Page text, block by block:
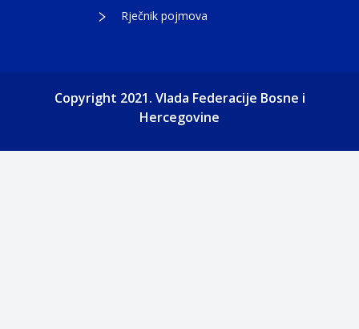
Rječnik pojmova
Copyright 2021. Vlada Federacije Bosne i
Hercegovine